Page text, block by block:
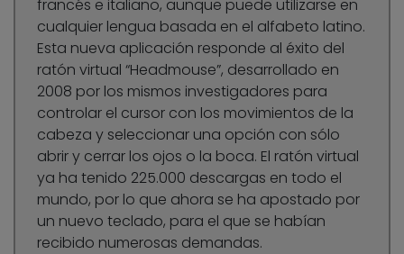
francés e italiano, aunque puede utilizarse en
cualquier lengua basada en el alfabeto latino.
Esta nueva aplicación responde al éxito del
ratón virtual “Headmouse”, desarrollado en
2008 por los mismos investigadores para
controlar el cursor con los movimientos de la
cabeza y seleccionar una opción con sólo
abrir y cerrar los ojos o la boca. El ratón virtual
ya ha tenido 225.000 descargas en todo el
mundo, por lo que ahora se ha apostado por
un nuevo teclado, para el que se habían
recibido numerosas demandas.